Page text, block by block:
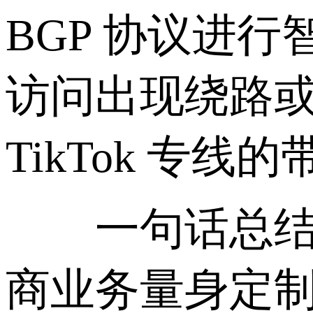
BGP 协议进行
访问出现绕路
TikTok 专线的
一句话总结
商业务量身定